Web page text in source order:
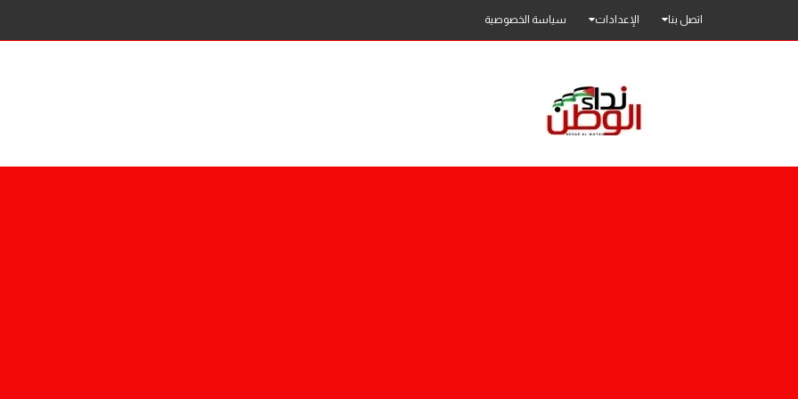
اتصل بنا الإعدادات سياسة الخصوصية